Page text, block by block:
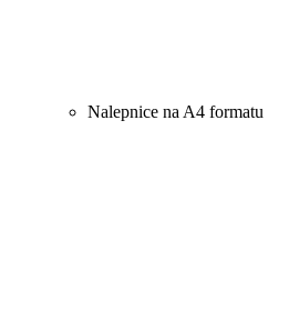
Nalepnice na A4 formatu